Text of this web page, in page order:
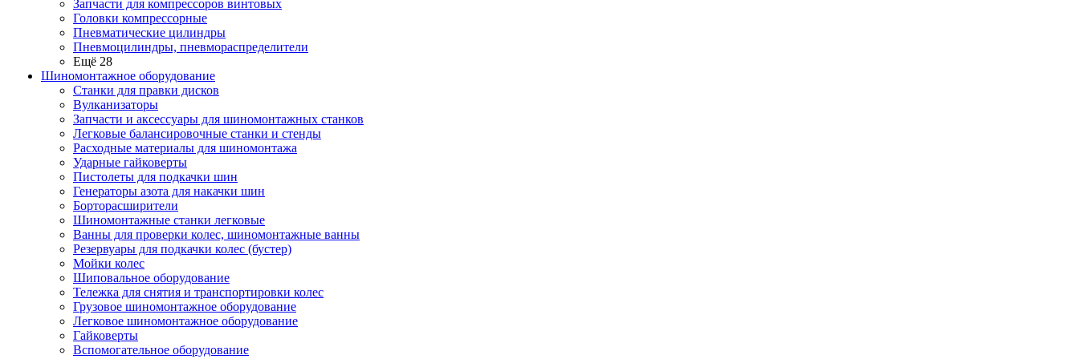
Запчасти для компрессоров винтовых
Головки компрессорные
Пневматические цилиндры
Пневмоцилиндры, пневмораспределители
Ещё 28
Шиномонтажное оборудование
Станки для правки дисков
Вулканизаторы
Запчасти и аксессуары для шиномонтажных станков
Легковые балансировочные станки и стенды
Расходные материалы для шиномонтажа
Ударные гайковерты
Пистолеты для подкачки шин
Генераторы азота для накачки шин
Борторасширители
Шиномонтажные станки легковые
Ванны для проверки колес, шиномонтажные ванны
Резервуары для подкачки колес (бустер)
Мойки колес
Шиповальное оборудование
Тележка для снятия и транспортировки колес
Грузовое шиномонтажное оборудование
Легковое шиномонтажное оборудование
Гайковерты
Вспомогательное оборудование